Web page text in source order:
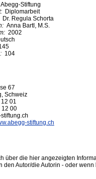
Abegg-Stiftung
Diplomarbeit
Dr. Regula Schorta
Anna Bartl, M.S.
2002
104
67
Schweiz
01
12 00
stiftung.ch
über die hier angezeigten
Autor/die Autorin - oder